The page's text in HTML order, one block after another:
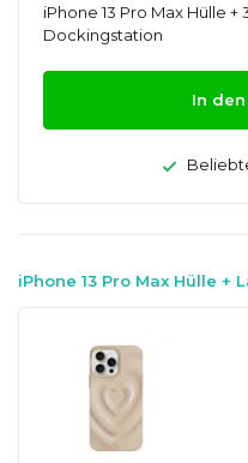
iPhone 13 Pro Max Hülle +
Dockingstation
In
iPhone 13 Pro Max Hülle +